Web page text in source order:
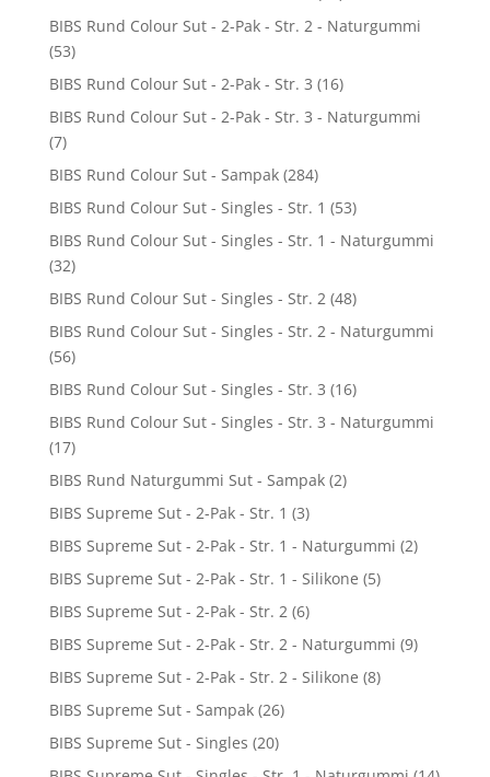
BIBS Rund Colour Sut - 2-Pak - Str. 2 - Naturgummi
(53)
BIBS Rund Colour Sut - 2-Pak - Str. 3 (16)
BIBS Rund Colour Sut - 2-Pak - Str. 3 - Naturgummi
(7)
BIBS Rund Colour Sut - Sampak (284)
BIBS Rund Colour Sut - Singles - Str. 1 (53)
BIBS Rund Colour Sut - Singles - Str. 1 - Naturgummi
(32)
BIBS Rund Colour Sut - Singles - Str. 2 (48)
BIBS Rund Colour Sut - Singles - Str. 2 - Naturgummi
(56)
BIBS Rund Colour Sut - Singles - Str. 3 (16)
BIBS Rund Colour Sut - Singles - Str. 3 - Naturgummi
(17)
BIBS Rund Naturgummi Sut - Sampak (2)
BIBS Supreme Sut - 2-Pak - Str. 1 (3)
BIBS Supreme Sut - 2-Pak - Str. 1 - Naturgummi (2)
BIBS Supreme Sut - 2-Pak - Str. 1 - Silikone (5)
BIBS Supreme Sut - 2-Pak - Str. 2 (6)
BIBS Supreme Sut - 2-Pak - Str. 2 - Naturgummi (9)
BIBS Supreme Sut - 2-Pak - Str. 2 - Silikone (8)
BIBS Supreme Sut - Sampak (26)
BIBS Supreme Sut - Singles (20)